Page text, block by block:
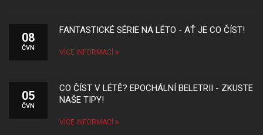
08
ČVN
FANTASTICKÉ SÉRIE NA LÉTO - AŤ JE CO ČÍST!
VÍCE INFORMACÍ
05
ČVN
CO ČÍST V LÉTĚ? EPOCHÁLNÍ BELETRII - ZKUSTE
NAŠE TIPY!
VÍCE INFORMACÍ